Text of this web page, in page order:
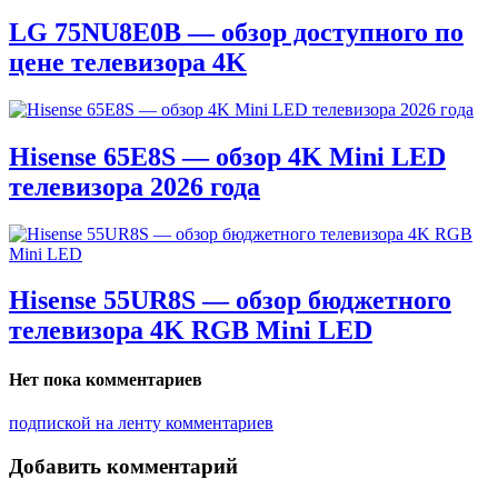
LG 75NU8E0B — обзор доступного по
цене телевизора 4K
Hisense 65E8S — обзор 4K Mini LED
телевизора 2026 года
Hisense 55UR8S — обзор бюджетного
телевизора 4K RGB Mini LED
Нет пока комментариев
подпиской на ленту комментариев
Добавить комментарий